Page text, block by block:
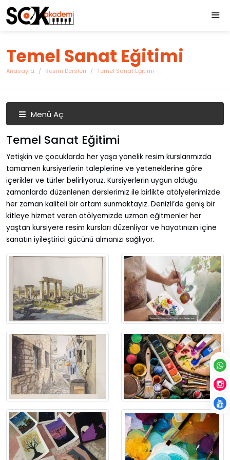
Temel Sanat Eğitimi
Anasayfa Resim Dersleri Temel Sanat Eğitimi
Menü Aç
Temel Sanat Eğitimi
Yetişkin ve çocuklarda her yaşa yönelik resim kurslarımızda
tamamen kursiyerlerin taleplerine ve yeteneklerine göre
içerikler ve türler belirliyoruz. Kursiyerlerin uygun olduğu
zamanlarda düzenlenen derslerimiz ile birlikte atölyelerimizde
her zaman kaliteli bir ortam sunmaktayız. Denizli’de geniş bir
kitleye hizmet veren atölyemizde uzman eğitmenler her
yaştan kursiyere resim kursları düzenliyor ve hayatınızın içine
sanatın iyileştirici gücünü almanızı sağlıyor.